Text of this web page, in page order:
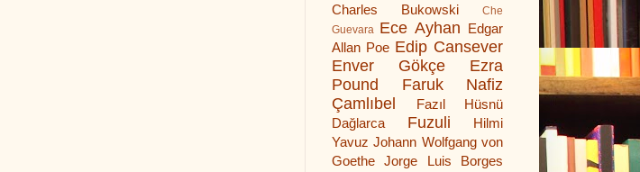
Charles Bukowski
Che
Guevara Ece Ayhan Edgar
Allan Poe Edip Cansever
Enver Gökçe
Ezra
Pound
Faruk Nafiz
Çamlıbel
Fazıl Hüsnü
Dağlarca
Fuzuli
Hilmi
Yavuz Johann Wolfgang von
Goethe
Jorge Luis Borges